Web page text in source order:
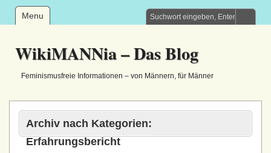
Menu
WikiMANNia – Das Blog
Feminismusfreie Informationen – von Männern, für Männer
Archiv nach Kategorien:
Erfahrungsbericht